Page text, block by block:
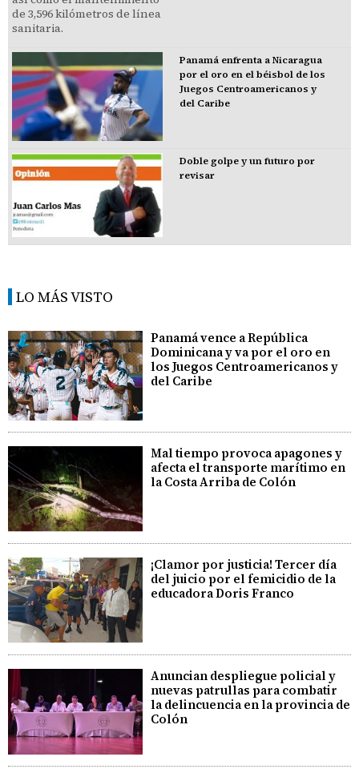
Panamá enfrenta a Nicaragua
por el oro en el béisbol de los
Juegos Centroamericanos y
del Caribe
Doble golpe y un futuro por
revisar
LO MÁS VISTO
Panamá vence a República
Dominicana y va por el oro en
los Juegos Centroamericanos y
del Caribe
Mal tiempo provoca apagones y
afecta el transporte marítimo en
la Costa Arriba de Colón
¡Clamor por justicia! Tercer día
del juicio por el femicidio de la
educadora Doris Franco
Anuncian despliegue policial y
nuevas patrullas para combatir
la delincuencia en la provincia de
Colón